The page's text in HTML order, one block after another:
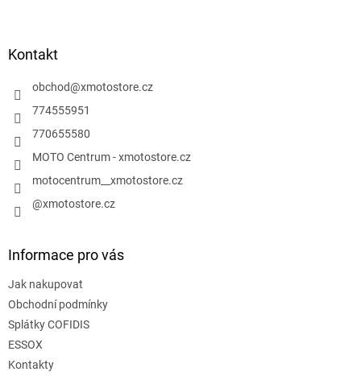
Kontakt
obchod@xmotostore.cz
774555951
770655580
MOTO Centrum - xmotostore.cz
motocentrum__xmotostore.cz
@xmotostore.cz
Informace pro vás
Jak nakupovat
Obchodní podmínky
Splátky COFIDIS
ESSOX
Kontakty